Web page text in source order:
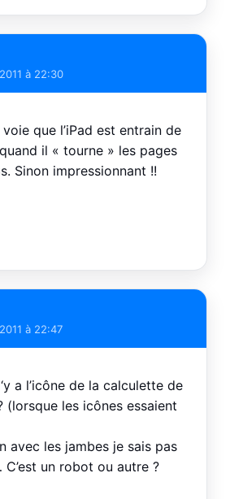
à 22:30
que l’iPad est entrain de
il « tourne » les pages
Sinon impressionnant !!
à 22:47
a l’icône de la calculette de
(lorsque les icônes essaient
avec les jambes je sais pas
un robot ou autre ?